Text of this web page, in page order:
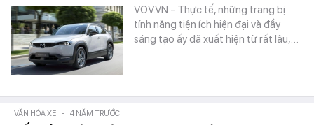
VOV.VN - Thực tế, những trang bị
tính năng tiện ích hiện đại và đầy
sáng tạo ấy đã xuất hiện từ rất lâu,…
VĂN HÓA XE - 4 NĂM TRƯỚC